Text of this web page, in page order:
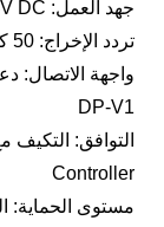
جهد العمل: 24V DC
تردد الإخراج: 50 كيلو هرتز
DP-V1
Controller
مستوى الحماية: